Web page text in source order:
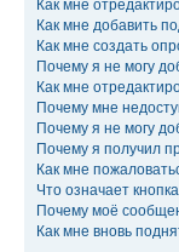
Как мне
Как мне добавить
Как мне создать
Почему я не могу
Как мне
Почему мне
Почему я не могу
Почему я получил
Как мне
Что означает
Почему моё
Как мне вновь